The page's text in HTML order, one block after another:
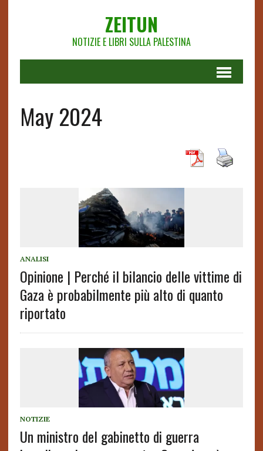
ZEITUN
NOTIZIE E LIBRI SULLA PALESTINA
May 2024
ANALISI
Opinione | Perché il bilancio delle vittime di
Gaza è probabilmente più alto di quanto
riportato
NOTIZIE
Un ministro del gabinetto di guerra